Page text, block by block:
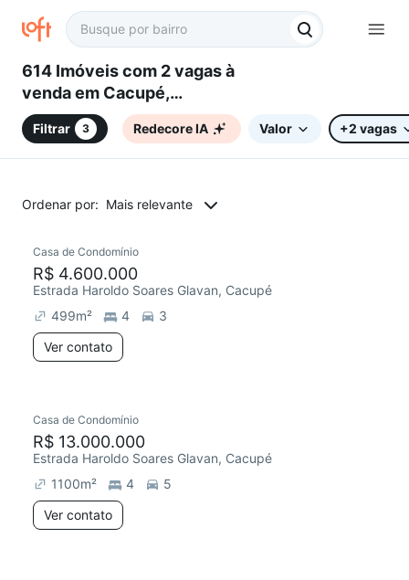
614 Imóveis com 2 vagas à
venda em Cacupé,
Florianópolis, SC
Filtrar 3 Redecore IA Valor +2 vagas
Ordenar por: Mais relevante
Chegou este mês
Casa de Condomínio
R$ 4.600.000
Estrada Haroldo Soares Glavan, Cacupé
499m² 4
3
Ver contato
Chegou este mês
Casa de Condomínio
R$ 13.000.000
Estrada Haroldo Soares Glavan, Cacupé
1100m² 4
5
Ver contato